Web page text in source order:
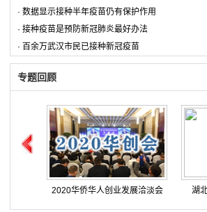
· 数据显示接种半年疫苗仍有保护作用
· 接种疫苗是预防新冠肺炎最好办法
· 百余万武汉市民已接种新冠疫苗
专题回顾
2020华侨华人创业发展洽淡会 湖